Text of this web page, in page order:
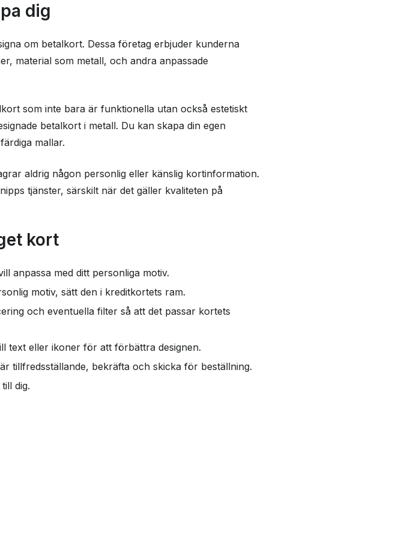
dig
om betalkort. Dessa företag erbjuder kunderna
material som metall, och andra anpassade
som inte bara är funktionella utan också estetiskt
betalkort i metall. Du kan skapa din egen
mallar.
aldrig någon personlig eller känslig kortinformation.
tjänster, särskilt när det gäller kvaliteten på
kort
anpassa med ditt personliga motiv.
motiv, sätt den i kreditkortets ram.
och eventuella filter så att det passar kortets
text eller ikoner för att förbättra designen.
tillfredsställande, bekräfta och skicka för beställning.
dig.